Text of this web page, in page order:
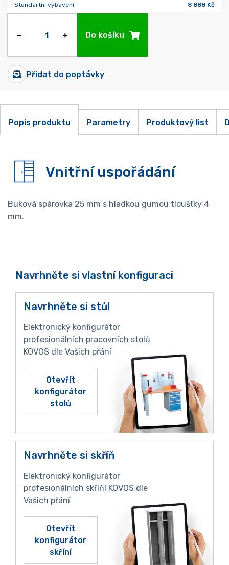
Standartní vybavení 8 888 Kč
Do košíku
Přidat do poptávky
Popis produktu Parametry Produktový list
Vnitřní uspořádání
Buková spárovka 25 mm s hladkou gumou tloušťky 4
mm.
Navrhněte si vlastní konfiguraci
Navrhněte si stůl
Elektronický konfigurátor
profesionálních pracovních stolů
KOVOS dle Vašich přání
Otevřít
konfigurátor
stolů
Navrhněte si skříň
Elektronický konfigurátor
profesionálních skříňí KOVOS dle
Vašich přání
Otevřít
konfigurátor
skříní